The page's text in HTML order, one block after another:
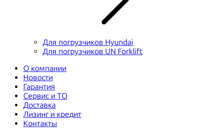
Для погрузчиков Hyundai
Для погрузчиков UN Forklift
О компании
Новости
Гарантия
Сервис и ТО
Доставка
Лизинг и кредит
Контакты